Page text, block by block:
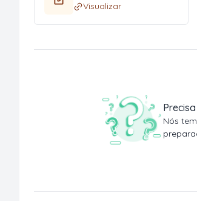
Visualizar
Nós